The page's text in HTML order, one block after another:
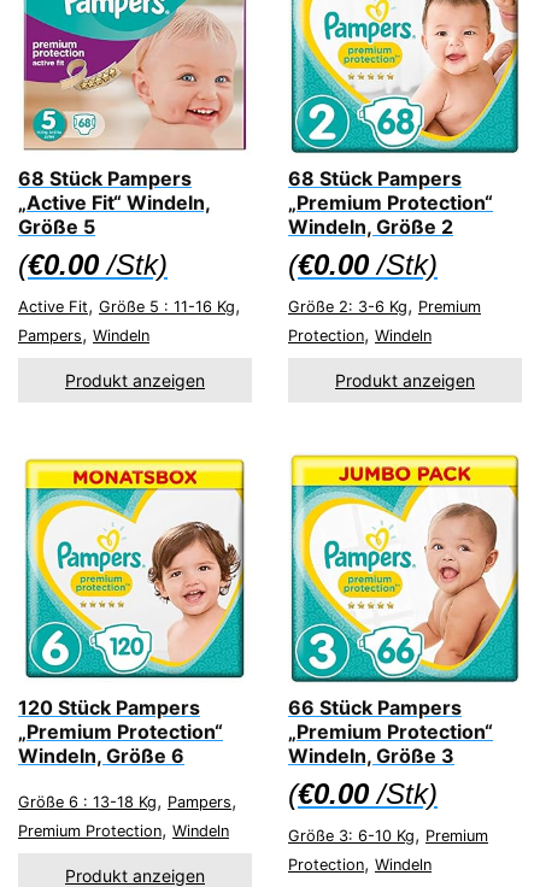
68 Stück Pampers
„Active Fit“ Windeln,
Größe 5
(€0.00 /Stk)
Active Fit, Größe 5 : 11-16 Kg,
Pampers, Windeln
Produkt anzeigen
68 Stück Pampers
„Premium Protection“
Windeln, Größe 2
(€0.00 /Stk)
Größe 2: 3-6 Kg, Premium
Protection, Windeln
Produkt anzeigen
120 Stück Pampers
„Premium Protection“
Windeln, Größe 6
Größe 6 : 13-18 Kg, Pampers,
Premium Protection, Windeln
Produkt anzeigen
66 Stück Pampers
„Premium Protection“
Windeln, Größe 3
(€0.00 /Stk)
Größe 3: 6-10 Kg, Premium
Protection, Windeln